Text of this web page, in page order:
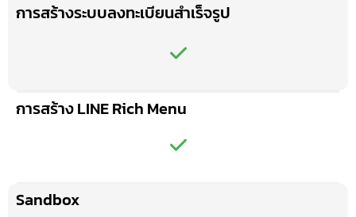
การสร้างระบบลงทะเบียนสำเร็จรูป
การสร้าง LINE Rich Menu
Sandbox